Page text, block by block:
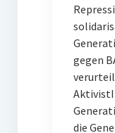
gegen
die